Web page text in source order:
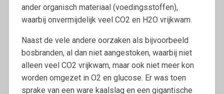
ander organisch materiaal (voedingsstoffen),
waarbij onvermijdelijk veel CO2 en H2O vrijkwam.
Naast de vele andere oorzaken als bijvoorbeeld
bosbranden, al dan niet aangestoken, waarbij niet
alleen veel CO2 vrijkwam, maar ook niet meer kon
worden omgezet in O2 en glucose. Er was toen
sprake van een ware kaalslag en een gigantische